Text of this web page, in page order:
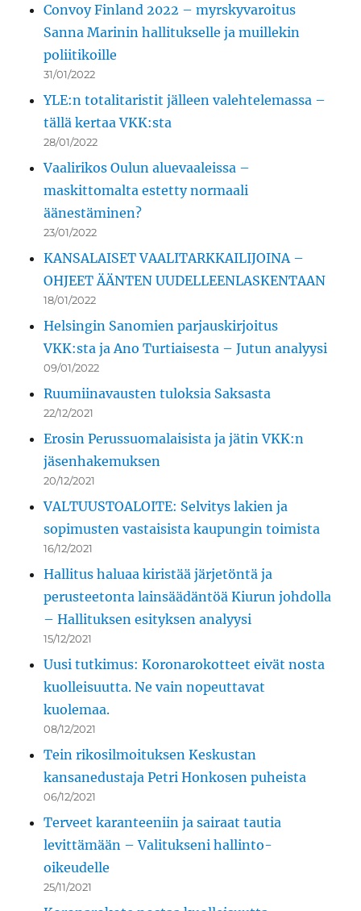
Convoy Finland 2022 – myrskyvaroitus
Sanna Marinin hallitukselle ja muillekin
poliitikoille
31/01/2022
YLE:n totalitaristit jälleen valehtelemassa –
tällä kertaa VKK:sta
28/01/2022
Vaalirikos Oulun aluevaaleissa –
maskittomalta estetty normaali
äänestäminen?
23/01/2022
KANSALAISET VAALITARKKAILIJOINA –
OHJEET ÄÄNTEN UUDELLEENLASKENTAAN
18/01/2022
Helsingin Sanomien parjauskirjoitus
VKK:sta ja Ano Turtiaisesta – Jutun analyysi
09/01/2022
Ruumiinavausten tuloksia Saksasta
22/12/2021
Erosin Perussuomalaisista ja jätin VKK:n
jäsenhakemuksen
20/12/2021
VALTUUSTOALOITE: Selvitys lakien ja
sopimusten vastaisista kaupungin toimista
16/12/2021
Hallitus haluaa kiristää järjetöntä ja
perusteetonta lainsäädäntöä Kiurun johdolla
– Hallituksen esityksen analyysi
15/12/2021
Uusi tutkimus: Koronarokotteet eivät nosta
kuolleisuutta. Ne vain nopeuttavat
kuolemaa.
08/12/2021
Tein rikosilmoituksen Keskustan
kansanedustaja Petri Honkosen puheista
06/12/2021
Terveet karanteeniin ja sairaat tautia
levittämään – Valitukseni hallinto-
oikeudelle
25/11/2021